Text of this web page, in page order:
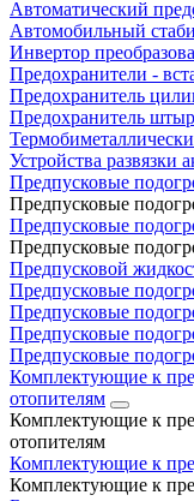
Автоматический
Автомобильный
Инвертор
Предохранители -
Предохранитель
Предохранитель
Устройства развязки
Предпусковые
Предпусковые
Предпусковые
Предпусковые
Предпусковой
Предпусковые
Предпусковые
Предпусковые
Предпусковые
Комплектующие к
отопителям
Комплектующие к
отопителям
Комплектующие к
Комплектующие к